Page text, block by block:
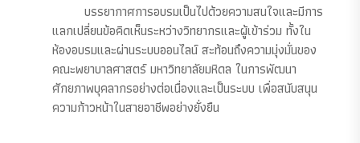
บรรยากาศการอบรมเป็นไปด้วยความสนใจและมีการ
แลกเปลี่ยนข้อคิดเห็นระหว่างวิทยากรและผู้เข้าร่วม ทั้งใน
ห้องอบรมและผ่านระบบออนไลน์ สะท้อนถึงความมุ่งมั่นของ
คณะพยาบาลศาสตร์ มหาวิทยาลัยมหิดล ในการพัฒนา
ศักยภาพบุคลากรอย่างต่อเนื่องและเป็นระบบ เพื่อสนับสนุน
ความก้าวหน้าในสายอาชีพอย่างยั่งยืน